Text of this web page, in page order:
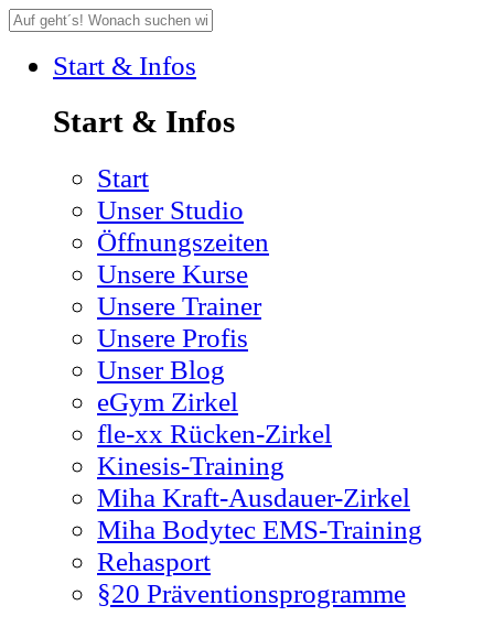
Start & Infos
Start & Infos
Start
Unser Studio
Öffnungszeiten
Unsere Kurse
Unsere Trainer
Unsere Profis
Unser Blog
eGym Zirkel
fle-xx Rücken-Zirkel
Kinesis-Training
Miha Kraft-Ausdauer-Zirkel
Miha Bodytec EMS-Training
Rehasport
§20 Präventionsprogramme